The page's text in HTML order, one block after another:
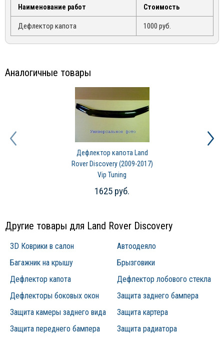
Наименование работ Стоимость
Дефлектор капота 1000 руб.
Аналогичные товары
Дефлектор капота Land
Rover Discovery (2009-2017)
Vip Tuning
1625 руб.
Другие товары для Land Rover Discovery
3D Коврики в салон
Автоодеяло
Багажник на крышу
Брызговики
Дефлектор капота
Дефлектор лобового стекла
Дефлекторы боковых окон
Защита заднего бампера
Защита камеры заднего вида
Защита картера
Защита переднего бампера
Защита радиатора